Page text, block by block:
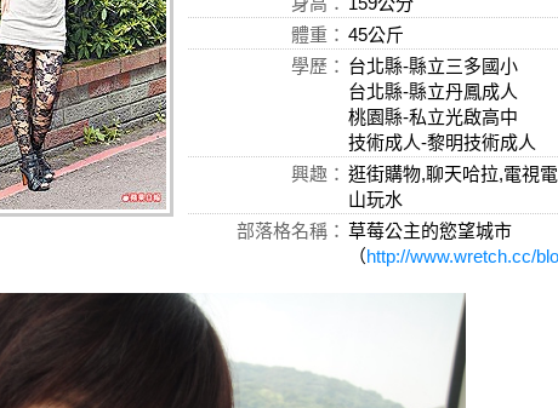
體重： 45公斤
學歷： 台北縣-縣立三多國小
台北縣-縣立丹鳳成人
桃園縣-私立光啟高中
技術成人-黎明技術成人
興趣： 逛街購物,聊天哈拉,電視
山玩水
部落格名稱： 草莓公主的慾望城市
（http://www.wretch.cc/